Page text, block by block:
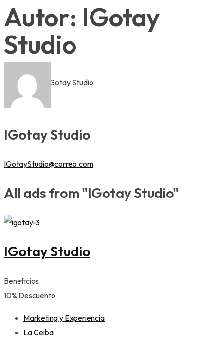
Autor: IGotay
Studio
Home Autor: IGotay Studio
IGotay Studio
IGotayStudio@correo.com
All ads from "IGotay Studio"
IGotay Studio
Beneficios
10% Descuento
Marketing y Experiencia
La Ceiba